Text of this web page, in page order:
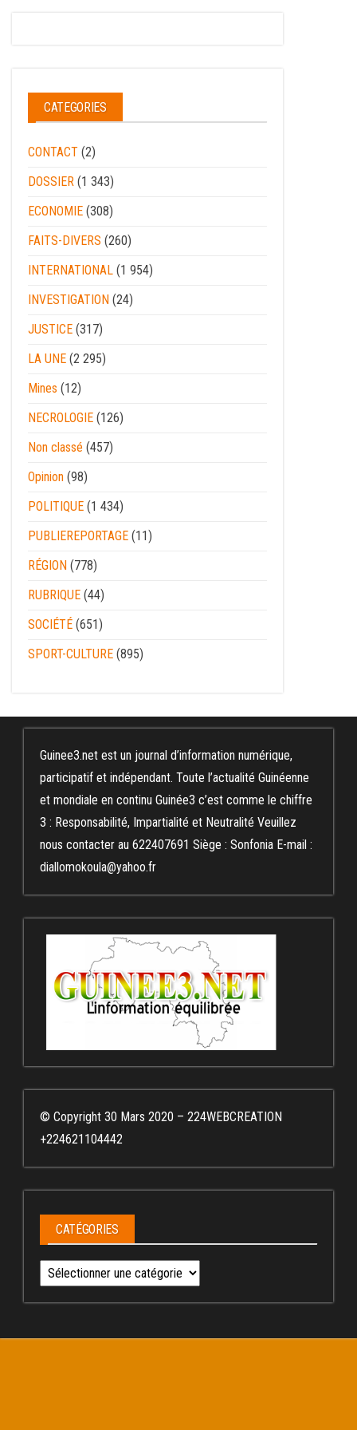
CATEGORIES
CONTACT (2)
DOSSIER (1 343)
ECONOMIE (308)
FAITS-DIVERS (260)
INTERNATIONAL (1 954)
INVESTIGATION (24)
JUSTICE (317)
LA UNE (2 295)
Mines (12)
NECROLOGIE (126)
Non classé (457)
Opinion (98)
POLITIQUE (1 434)
PUBLIEREPORTAGE (11)
RÉGION (778)
RUBRIQUE (44)
SOCIÉTÉ (651)
SPORT-CULTURE (895)
Guinee3.net est un journal d’information numérique,
participatif et indépendant. Toute l’actualité Guinéenne
et mondiale en continu Guinée3 c’est comme le chiffre
3 : Responsabilité, Impartialité et Neutralité Veuillez
nous contacter au 622407691 Siège : Sonfonia E-mail :
diallomokoula@yahoo.fr
© Copyright 30 Mars 2020 – 224WEBCREATION
+224621104442
CATÉGORIES
Catégories